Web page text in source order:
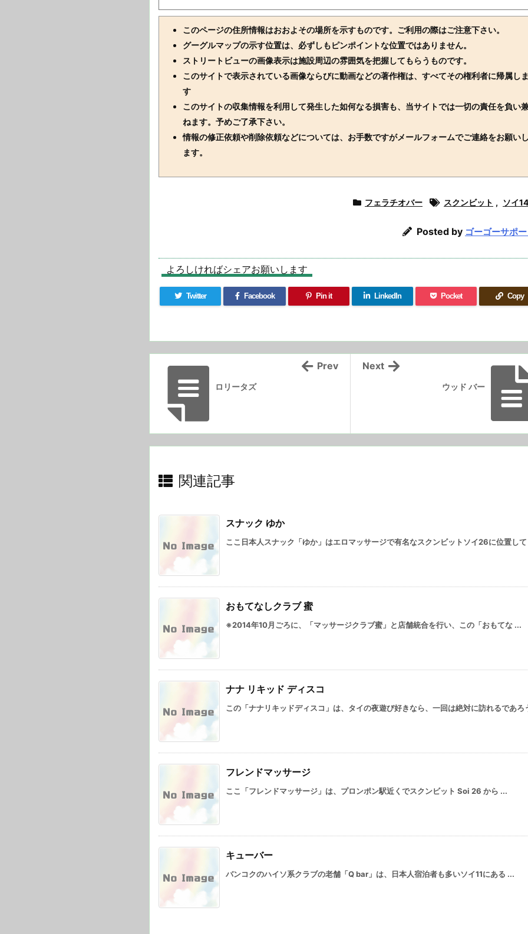
このページの住所情報はおおよその場所を示すものです。ご利用の際はご注意下さい。
グーグルマップの示す位置は、必ずしもピンポイントな位置ではありません。
ストリートビューの画像表示は施設周辺の雰囲気を把握してもらうものです。
このサイトで表示されている画像ならびに動画などの著作権は、すべてその権利者に帰属し
す
このサイトの収集情報を利用して発生した如何なる損害も、当サイトでは一切の責任を負い
ねます。予めご了承下さい。
情報の修正依頼や削除依頼などについては、お手数ですがメールフォームでご連絡をお願い
ます。
フェラチオバー スクンビット , ソイ14
Posted by ゴーゴーサポ
よろしければシェアお願いします
Twitter Facebook Pin it LinkedIn Pocket Copy
ウッド バー
Next
ロリータズ
Prev
関連記事
スナック ゆか
ここ日本人スナック「ゆか」はエロマッサージで有名なスクンビットソイ26に位置し
おもてなしクラブ 蜜
※2014年10月ごろに、「マッサージクラブ蜜」と店舗統合を行い、この「おもてな ...
ナナ リキッド ディスコ
この「ナナリキッドディスコ」は、タイの夜遊び好きなら、一回は絶対に訪れるであろ
フレンドマッサージ
ここ「フレンドマッサージ」は、プロンポン駅近くでスクンビット Soi 26 から ...
キューバー
バンコクのハイソ系クラブの老舗「Q bar」は、日本人宿泊者も多いソイ11にある ...